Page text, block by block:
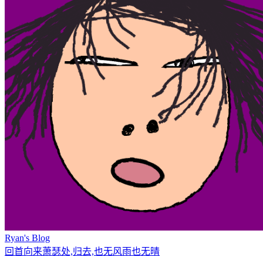
Ryan's Blog
回首向来萧瑟处,归去,也无风雨也无晴